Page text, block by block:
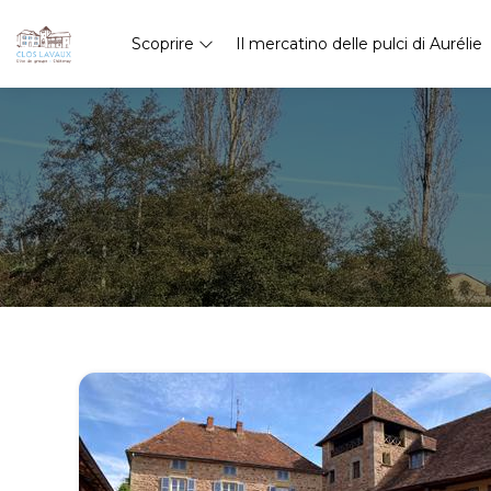
Scoprire Il mercatino delle pulci di Aurélie